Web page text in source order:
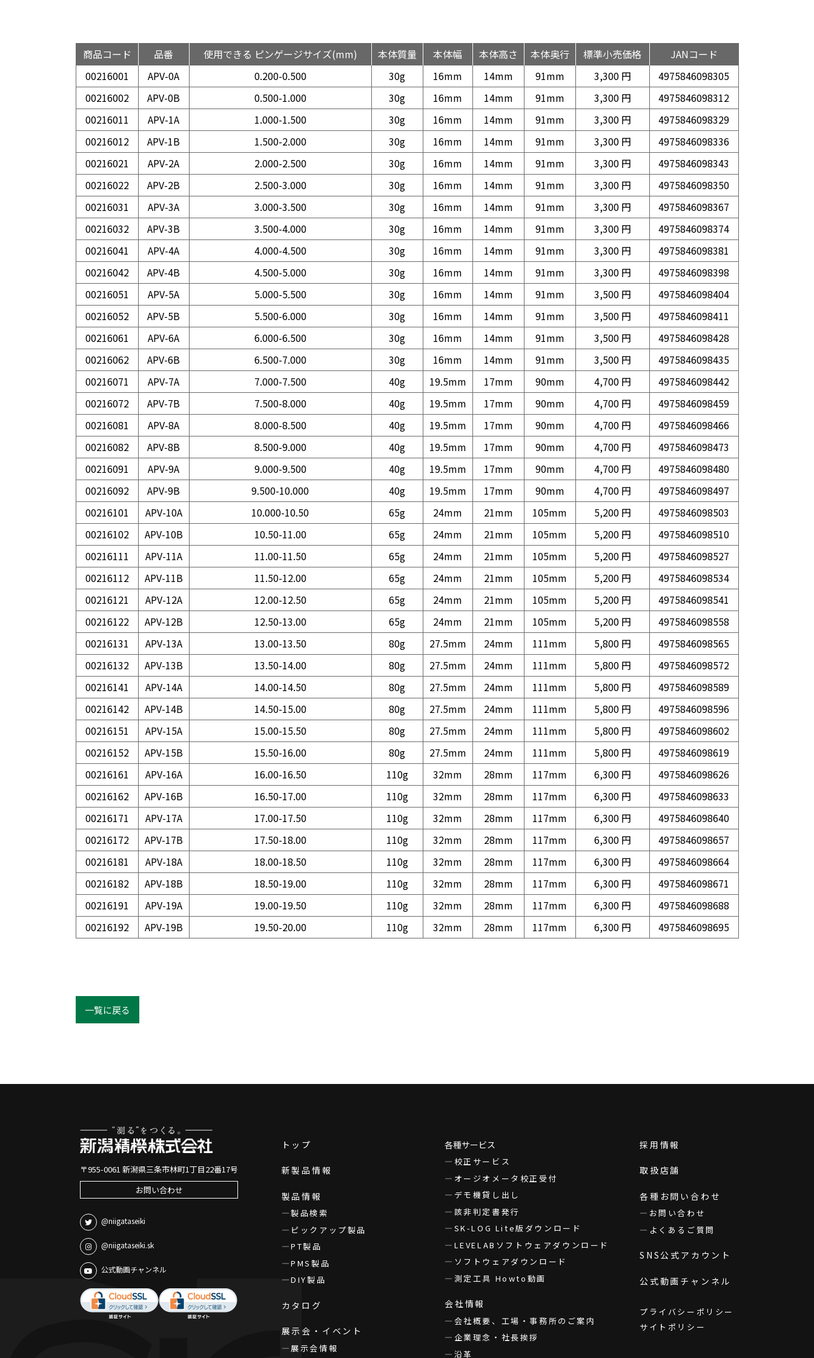
商品コード 品番 使用できる ピンゲージサイズ(mm) 本体質量 本体幅 本体高さ 本体奥行 標準小売価格
JANコード
00216001
APV-0A 0.200-0.500 30g 16mm 14mm 91mm 3,300 円
4975846098305
00216002
APV-0B 0.500-1.000 30g 16mm 14mm 91mm 3,300 円
4975846098312
00216011
APV-1A 1.000-1.500 30g 16mm 14mm 91mm 3,300 円
4975846098329
00216012
APV-1B 1.500-2.000 30g 16mm 14mm 91mm 3,300 円
4975846098336
00216021
APV-2A 2.000-2.500 30g 16mm 14mm 91mm 3,300 円
4975846098343
00216022
APV-2B 2.500-3.000 30g 16mm 14mm 91mm 3,300 円
4975846098350
00216031
APV-3A 3.000-3.500 30g 16mm 14mm 91mm 3,300 円
4975846098367
00216032
APV-3B 3.500-4.000 30g 16mm 14mm 91mm 3,300 円
4975846098374
00216041
APV-4A 4.000-4.500 30g 16mm 14mm 91mm 3,300 円
4975846098381
00216042
APV-4B 4.500-5.000 30g 16mm 14mm 91mm 3,300 円
4975846098398
00216051
APV-5A 5.000-5.500 30g 16mm 14mm 91mm 3,500 円
4975846098404
00216052
APV-5B 5.500-6.000 30g 16mm 14mm 91mm 3,500 円
4975846098411
00216061
APV-6A 6.000-6.500 30g 16mm 14mm 91mm 3,500 円
4975846098428
00216062
APV-6B 6.500-7.000 30g 16mm 14mm 91mm 3,500 円
4975846098435
00216071
APV-7A 7.000-7.500 40g 19.5mm 17mm 90mm 4,700 円
4975846098442
00216072
APV-7B 7.500-8.000 40g 19.5mm 17mm 90mm 4,700 円
4975846098459
00216081
APV-8A 8.000-8.500 40g 19.5mm 17mm 90mm 4,700 円
4975846098466
00216082
APV-8B 8.500-9.000 40g 19.5mm 17mm 90mm 4,700 円
4975846098473
00216091
APV-9A 9.000-9.500 40g 19.5mm 17mm 90mm 4,700 円
4975846098480
00216092
APV-9B 9.500-10.000 40g 19.5mm 17mm 90mm 4,700 円
4975846098497
00216101
APV-10A 10.000-10.50 65g 24mm 21mm 105mm 5,200 円
4975846098503
00216102
APV-10B 10.50-11.00 65g 24mm 21mm 105mm 5,200 円
4975846098510
00216111
APV-11A 11.00-11.50 65g 24mm 21mm 105mm 5,200 円
4975846098527
00216112
APV-11B 11.50-12.00 65g 24mm 21mm 105mm 5,200 円
4975846098534
00216121
APV-12A 12.00-12.50 65g 24mm 21mm 105mm 5,200 円
4975846098541
00216122
APV-12B 12.50-13.00 65g 24mm 21mm 105mm 5,200 円
4975846098558
00216131
APV-13A 13.00-13.50 80g 27.5mm 24mm 111mm 5,800 円
4975846098565
00216132
APV-13B 13.50-14.00 80g 27.5mm 24mm 111mm 5,800 円
4975846098572
00216141
APV-14A 14.00-14.50 80g 27.5mm 24mm 111mm 5,800 円
4975846098589
00216142
APV-14B 14.50-15.00 80g 27.5mm 24mm 111mm 5,800 円
4975846098596
00216151
APV-15A 15.00-15.50 80g 27.5mm 24mm 111mm 5,800 円
4975846098602
00216152
APV-15B 15.50-16.00 80g 27.5mm 24mm 111mm 5,800 円
4975846098619
00216161
APV-16A 16.00-16.50 110g 32mm 28mm 117mm 6,300 円
4975846098626
00216162
APV-16B 16.50-17.00 110g 32mm 28mm 117mm 6,300 円
4975846098633
00216171
APV-17A 17.00-17.50 110g 32mm 28mm 117mm 6,300 円
4975846098640
00216172
APV-17B 17.50-18.00 110g 32mm 28mm 117mm 6,300 円
4975846098657
00216181
APV-18A 18.00-18.50 110g 32mm 28mm 117mm 6,300 円
4975846098664
00216182
APV-18B 18.50-19.00 110g 32mm 28mm 117mm 6,300 円
4975846098671
00216191
APV-19A 19.00-19.50 110g 32mm 28mm 117mm 6,300 円
4975846098688
00216192
APV-19B 19.50-20.00 110g 32mm 28mm 117mm 6,300 円 4975846098695
一覧に戻る
〒955-0061 新潟県三条市林町1丁目22番17号
お問い合わせ
@niigataseiki
@niigataseiki.sk
公式動画チャンネル
トップ
新製品情報
製品情報
製品検索
ピックアップ製品
PT製品
PMS製品
DIY製品
カタログ
展示会・イベント
展示会情報
各種サービス
校正サービス
オージオメータ校正受付
デモ機貸し出し
該非判定書発行
SK-LOG Lite版ダウンロード
LEVELABソフトウェアダウンロード
ソフトウェアダウンロード
測定工具 Howto動画
会社情報
会社概要、工場・事務所のご案内
企業理念・社長挨拶
沿革
採用情報
取扱店舗
各種お問い合わせ
お問い合わせ
よくあるご質問
SNS公式アカウント
公式動画チャンネル
プライバシーポリシー
サイトポリシー